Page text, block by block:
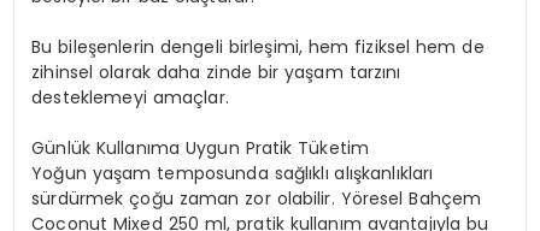
Bu bileşenlerin dengeli birleşimi, hem fiziksel hem de
zihinsel olarak daha zinde bir yaşam tarzını
desteklemeyi amaçlar.
Günlük Kullanıma Uygun Pratik Tüketim
Yoğun yaşam temposunda sağlıklı alışkanlıkları
sürdürmek çoğu zaman zor olabilir. Yöresel Bahçem
Coconut Mixed 250 ml, pratik kullanım avantajıyla bu